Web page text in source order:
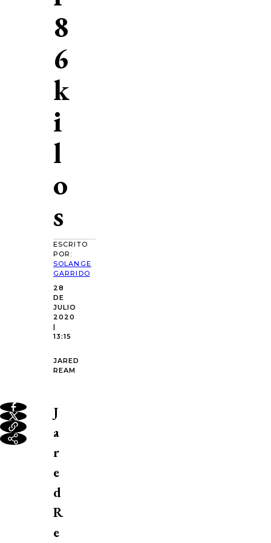
8
6
k
i
l
o
s
ESCRITO
POR:
SOLANGE
GARRIDO
28
DE
JULIO
2020
|
13:15
JARED
REAM
J
a
r
e
d
R
e